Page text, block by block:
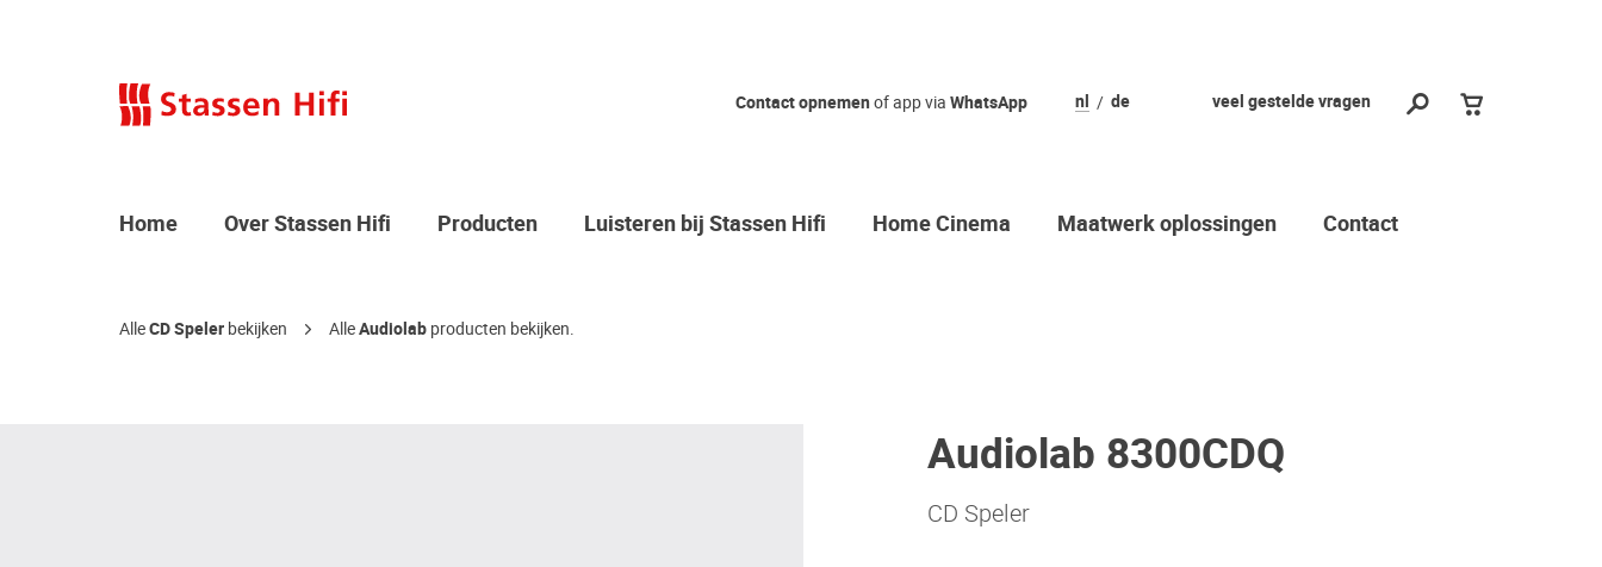
veel gestelde vragen
nl de
Contact opnemenof app via WhatsApp
Home Over Stassen Hifi Producten Luisteren bij Stassen Hifi Home Cinema Maatwerk oplossingen Contact
AlleCD Speler bekijken AlleAudiolab producten bekijken.
Audiolab 8300CDQ
CD Speler